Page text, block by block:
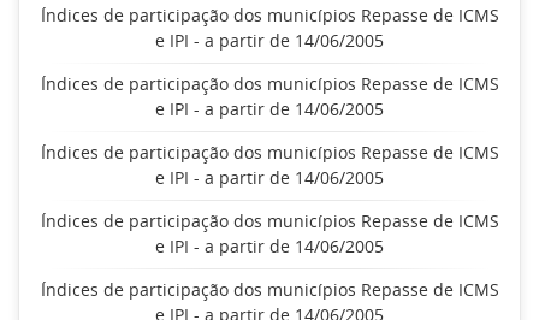
Índices de participação dos municípios Repasse de ICMS
e IPI - a partir de 14/06/2005
Índices de participação dos municípios Repasse de ICMS
e IPI - a partir de 14/06/2005
Índices de participação dos municípios Repasse de ICMS
e IPI - a partir de 14/06/2005
Índices de participação dos municípios Repasse de ICMS
e IPI - a partir de 14/06/2005
Índices de participação dos municípios Repasse de ICMS
e IPI - a partir de 14/06/2005